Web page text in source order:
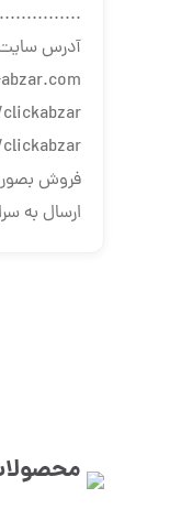
آدرس
فروش
ارسال به